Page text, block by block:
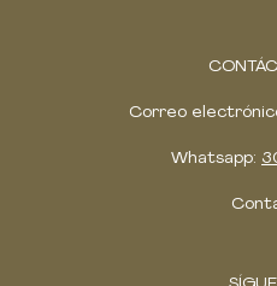
Correo
Whatsapp: